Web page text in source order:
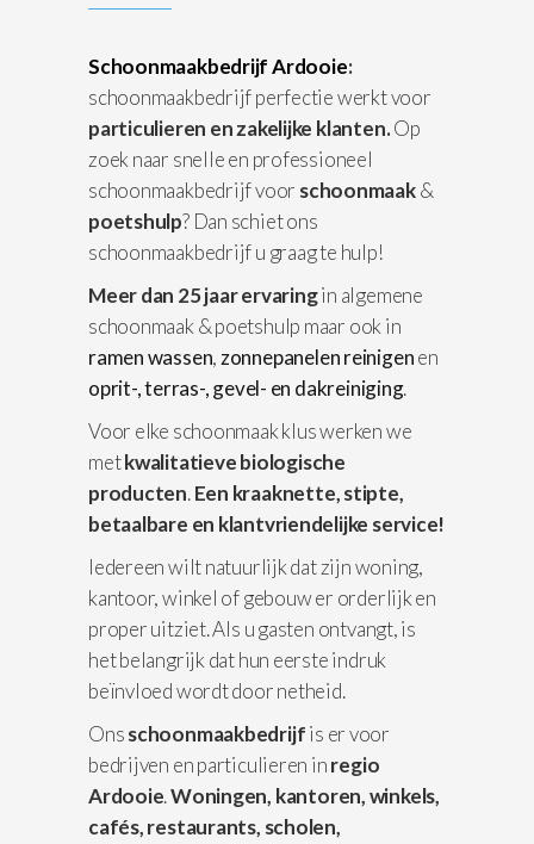
Schoonmaakbedrijf Ardooie:
schoonmaakbedrijf perfectie werkt voor
particulieren en zakelijke klanten.Op
zoek naar snelle en professioneel
schoonmaakbedrijf voor schoonmaak&
poetshulp? Dan schiet ons
schoonmaakbedrijf u graag te hulp!
Meer dan 25 jaar ervaringin algemene
schoonmaak & poetshulp maar ook in
ramen wassen, zonnepanelen reinigenen
oprit-, terras-, gevel- en dakreiniging.
Voor elke schoonmaak klus werken we
metkwalitatieve biologische
producten.Een kraaknette, stipte,
betaalbare en klantvriendelijke service!
Iedereen wilt natuurlijk dat zijn woning,
kantoor, winkel of gebouw er orderlijk en
proper uitziet. Als u gasten ontvangt, is
het belangrijk dat hun eerste indruk
beïnvloed wordt door netheid.
Onsschoonmaakbedrijfis er voor
bedrijven en particulieren inregio
Ardooie.Woningen, kantoren, winkels,
cafés, restaurants, scholen,